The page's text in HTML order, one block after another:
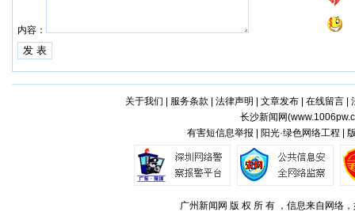
内容：
关于我们 服务条款 法律声明 文章发布| 在线留言|
长沙新闻网(
有害短信息举报 | 阳光·绿色网络工程 |
广州新闻网 版 权 所 有 ，信息来自网络